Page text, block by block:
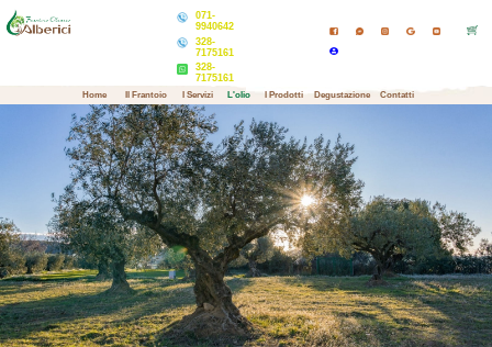
071-
9940642
328-
7175161
328-
7175161
Home Il Frantoio I Servizi L'olio I Prodotti Degustazione Contatti